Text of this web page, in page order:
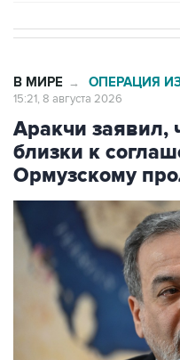
В МИРЕ → ОПЕРАЦИЯ
15:21, 8 августа 2026
Аракчи заявил,
близки к
Ормузскому